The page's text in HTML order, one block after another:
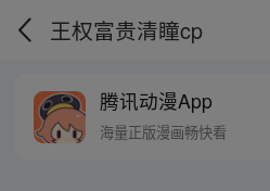
王权富贵清瞳cp
腾讯动漫App
海量正版漫画畅快看